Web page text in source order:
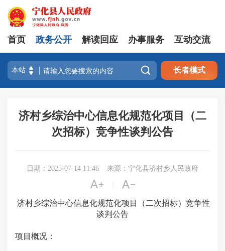
首页 政务公开 解读回应 办事服务 互动交流
 长者模式
济村乡综治中心信息化规范化项目（二
次招标）竞争性谈判公告
日期：2025-07-14 11:46 来源：宁化县济村乡人民政府
 
济村乡综治中心信息化规范化项目（二次招标） 竞争性
谈判公告
项目概况：